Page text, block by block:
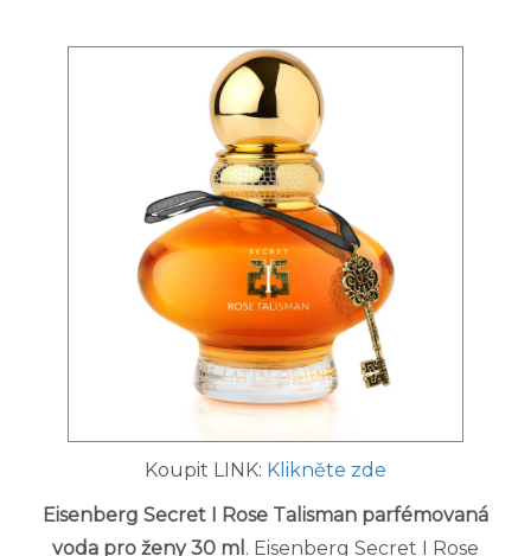
Koupit LINK: Klikněte zde
Eisenberg Secret I Rose Talisman parfémovaná
voda pro ženy 30 ml . Eisenberg Secret I Rose